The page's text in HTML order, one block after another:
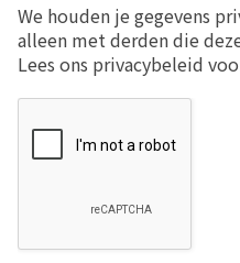
We houden je gegevens
alleen met derden die
Lees ons privacybeleid